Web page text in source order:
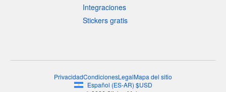
Integraciones
Stickers gratis
PrivacidadCondicionesLegalMapa del sitio
Español (ES-AR) $USD